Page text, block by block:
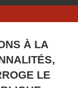
À LA
LE